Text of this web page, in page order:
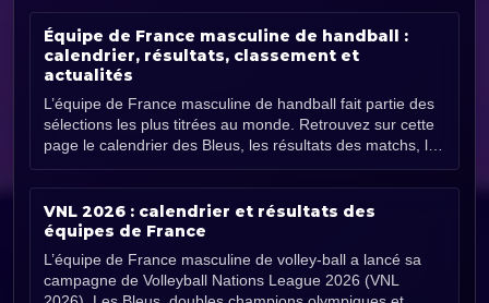
Équipe de France masculine de handball :
calendrier, résultats, classement et
actualités
L’équipe de France masculine de handball fait partie des
sélections les plus titrées au monde. Retrouvez sur cette
page le calendrier des Bleus, les résultats des matchs, les
[...]
VNL 2026 : calendrier et résultats des
équipes de France
L’équipe de France masculine de volley-ball a lancé sa
campagne de Volleyball Nations League 2026 (VNL